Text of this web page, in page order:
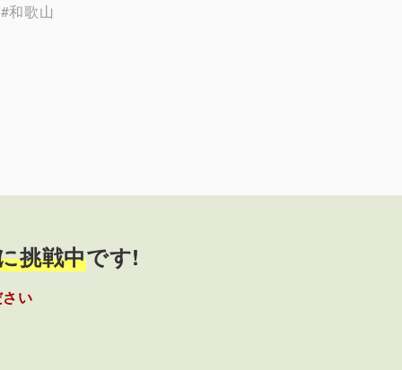
#和歌山
挑戦中です!
い